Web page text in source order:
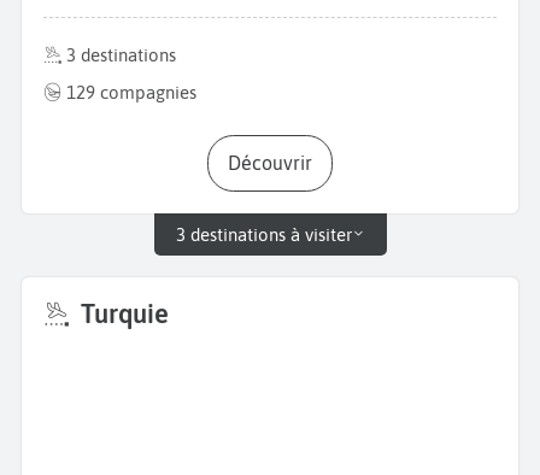
3 destinations
129 compagnies
Découvrir
3 destinations à visiter
Turquie